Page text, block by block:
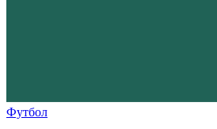
Футбол